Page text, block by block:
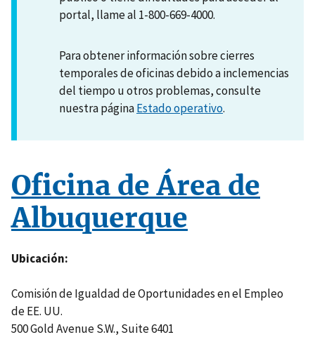
portal, llame al 1-800-669-4000.
Para obtener información sobre cierres
temporales de oficinas debido a inclemencias
del tiempo u otros problemas, consulte
nuestra páginaEstado operativo.
Oficina de Área de
Albuquerque
Ubicación
Comisión de Igualdad de Oportunidades en el Empleo
de EE. UU.
500 Gold Avenue S.W., Suite 6401